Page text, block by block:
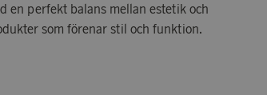
en perfekt balans mellan estetik och
som förenar stil och funktion.